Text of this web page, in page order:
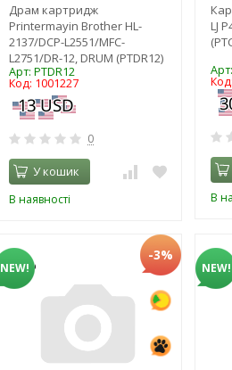
Драм картридж
Printermayin Brother HL-
2137/DCP-L2551/MFC-
L2751/DR-12, DRUM (PTDR12)
Арт: PTDR12
Код: 1001227
0
У кошик
В наявності
LJ
В
NEW!
-3%
NEW!